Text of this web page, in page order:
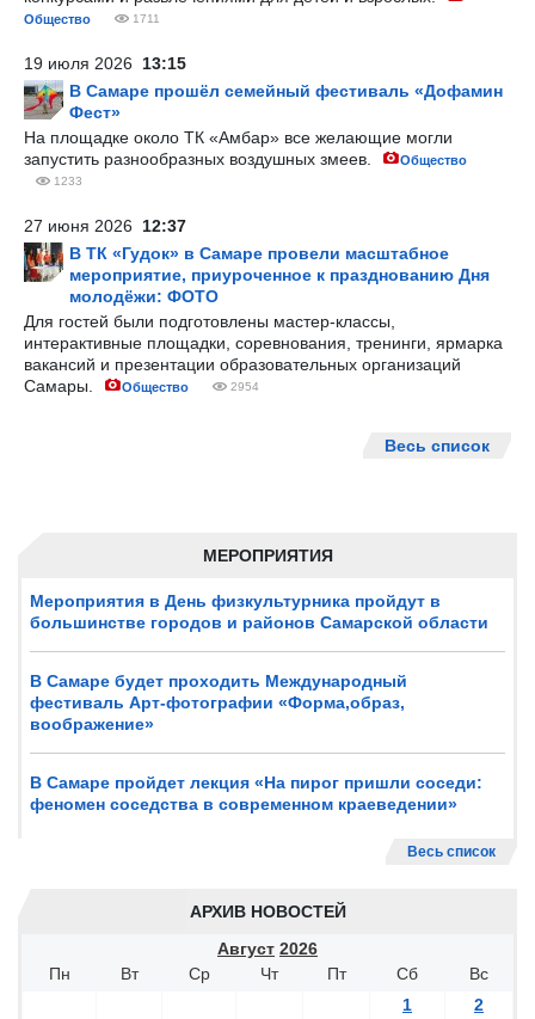
МЕРОПРИЯТИЯ
Мероприятия в День физкультурника пройдут в
большинстве городов и районов Самарской области
В Самаре будет проходить Международный
фестиваль Арт-фотографии «Форма,образ,
воображение»
В Самаре пройдет лекция «На пирог пришли соседи:
феномен соседства в современном краеведении»
Весь список
АРХИВ НОВОСТЕЙ
Август 2026
Пн
Вт Ср Чт Пт Сб
Вс
1
2
Общество 1711
19 июля 2026 13:15
В Самаре прошёл семейный фестиваль «Дофамин
Фест»
На площадке около ТК «Амбар» все желающие могли
запустить разнообразных воздушных змеев.
Общество
1233
27 июня 2026 12:37
В ТК «Гудок» в Самаре провели масштабное
мероприятие, приуроченное к празднованию Дня
молодёжи: ФОТО
Для гостей были подготовлены мастер-классы,
интерактивные площадки, соревнования, тренинги, ярмарка
вакансий и презентации образовательных организаций
Самары.
Общество 2954
Весь список